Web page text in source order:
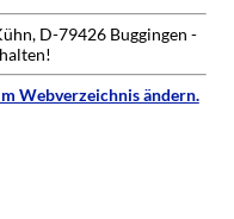
D-79426 Buggingen -
Webverzeichnis ändern.